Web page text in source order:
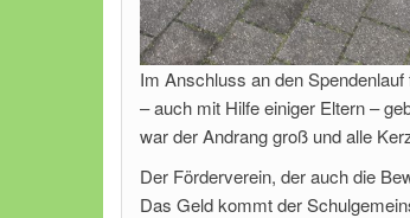
Im Anschluss an den
– auch mit Hilfe einiger Eltern –
war der Andrang groß und alle
Der Förderverein, der auch die
Das Geld kommt der